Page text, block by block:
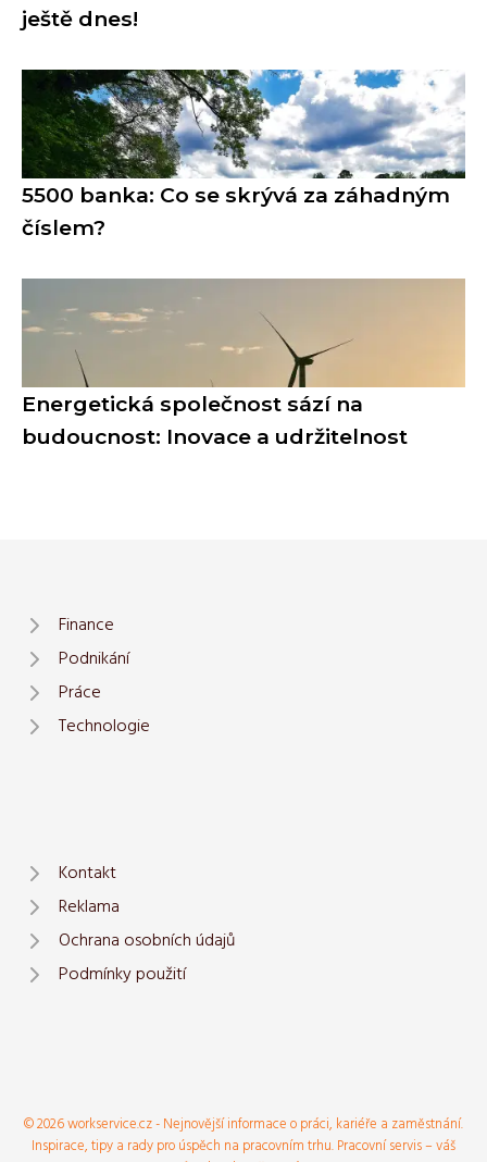
ještě dnes!
5500 banka: Co se skrývá za záhadným
číslem?
Energetická společnost sází na
budoucnost: Inovace a udržitelnost
Finance
Podnikání
Práce
Technologie
Kontakt
Reklama
Ochrana osobních údajů
Podmínky použití
© 2026 workservice.cz - Nejnovější informace o práci, kariéře a zaměstnání.
Inspirace, tipy a rady pro úspěch na pracovním trhu. Pracovní servis – váš